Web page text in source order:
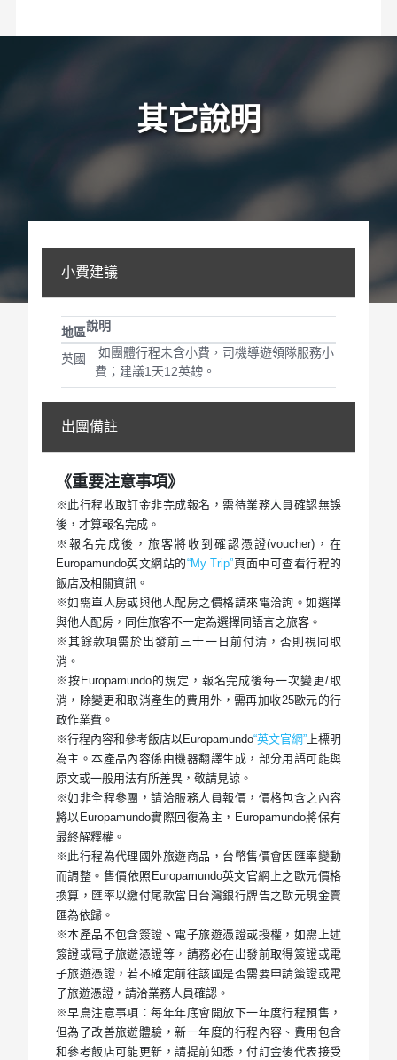
其它說明
小費建議
地區說明
英國
如團體行程未含小費，司機導遊領隊服務小
費；建議1天12英鎊。
出團備註
《重要注意事項》
※此行程收取訂金非完成報名，需待業務人員確認無誤
後，才算報名完成。
※報名完成後，旅客將收到確認憑證(voucher)，在
Europamundo英文網站的“My Trip”頁面中可查看行程的
飯店及相關資訊。
※如需單人房或與他人配房之價格請來電洽詢。如選擇
與他人配房，同住旅客不一定為選擇同語言之旅客。
※其餘款項需於出發前三十一日前付清，否則視同取
消。
※按Europamundo的規定，報名完成後每一次變更/取
消，除變更和取消產生的費用外，需再加收25歐元的行
政作業費。
※行程內容和參考飯店以Europamundo“英文官網” 上標明
為主。本產品內容係由機器翻譯生成，部分用語可能與
原文或一般用法有所差異，敬請見諒。
※如非全程參團，請洽服務人員報價，價格包含之內容
將以Europamundo實際回復為主，Europamundo將保有
最終解釋權。
※此行程為代理國外旅遊商品，台幣售價會因匯率變動
而調整。售價依照Europamundo英文官網上之歐元價格
換算，匯率以繳付尾款當日台灣銀行牌告之歐元現金賣
匯為依歸。
※本產品不包含簽證、電子旅遊憑證或授權，如需上述
簽證或電子旅遊憑證等，請務必在出發前取得簽證或電
子旅遊憑證，若不確定前往該國是否需要申請簽證或電
子旅遊憑證，請洽業務人員確認。
※早鳥注意事項：每年年底會開放下一年度行程預售，
但為了改善旅遊體驗，新一年度的行程內容、費用包含
和參考飯店可能更新，請提前知悉，付訂金後代表接受